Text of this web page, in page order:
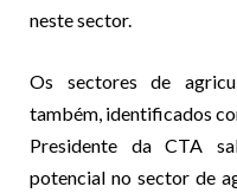
neste sector.
Os sectores de
também, identificados
Presidente da CTA
potencial no sector de